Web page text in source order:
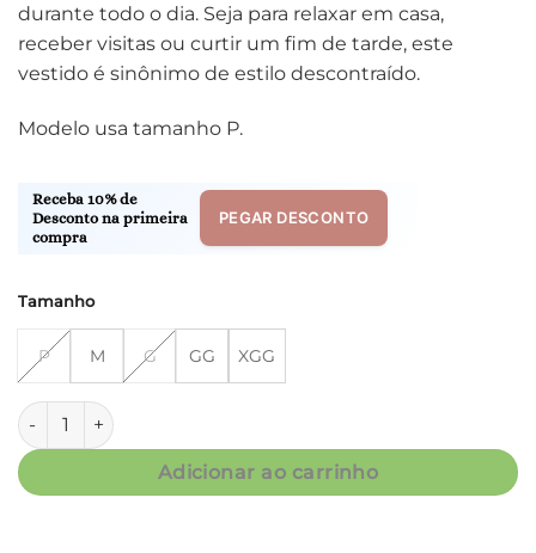
durante todo o dia. Seja para relaxar em casa,
receber visitas ou curtir um fim de tarde, este
vestido é sinônimo de estilo descontraído.
Modelo usa tamanho P.
Receba 10% de
Desconto na primeira
compra
PEGAR DESCONTO
Tamanho
P M G GG XGG
Kaftan Fluity c/ Recorte - Floral - Col. Flower quantidade
Adicionar ao carrinho